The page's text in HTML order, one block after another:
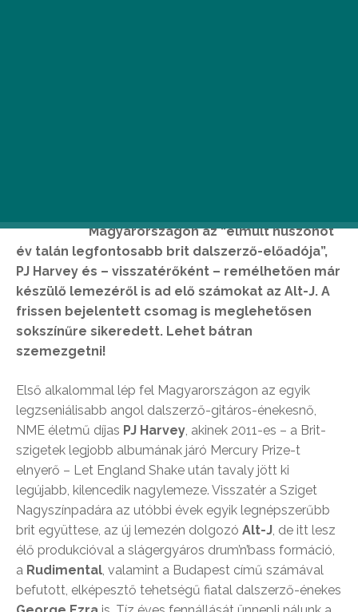
Magyarországon az “elmúlt huszonöt
év talán legfontosabb brit dalszerző-előadója”,
PJ Harvey és – visszatérőként – remélhetően már
készülő lemezéről is ad elő számokat az Alt-J. A
frissen bejelentett csomag is meglehetősen
sokszínűre sikeredett. Lehet bátran
szemezgetni!
Első alkalommal lép fel Magyarországon az egyik
legzseniálisabb angol dalszerző-gitáros-énekesnő,
NME életmű díjas PJ Harvey, akinek 2011-es – a Brit-
szigetek legjobb albumának járó Mercury Prize-t
elnyerő – Let England Shake után tavaly jött ki
legújabb, kilencedik nagylemeze. Visszatér a Sziget
Nagyszínpadára az utóbbi évek egyik legnépszerűbb
brit együttese, az új lemezén dolgozó Alt-J, de itt lesz
élő produkcióval a slágergyáros drum’n’bass formáció,
a Rudimental, valamint a Budapest című számával
befutott, elképesztő tehetségű fiatal dalszerző-énekes